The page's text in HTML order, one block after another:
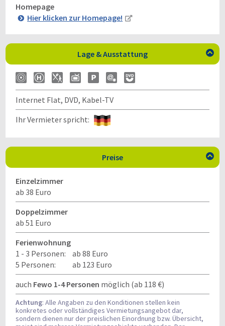
Homepage
Hier klicken zur Homepage!
Lage & Ausstattung 
Internet Flat, DVD, Kabel-TV
Ihr Vermieter spricht:
Preise 
Einzelzimmer
ab 38 Euro
Doppelzimmer
ab 51 Euro
Ferienwohnung
1 - 3 Personen:
ab 88 Euro
5 Personen:
ab 123 Euro
auch Fewo 1-4 Personen möglich (ab 118 €)
Achtung: Alle Angaben zu den Konditionen stellen kein
konkretes oder vollständiges Vermietungsangebot dar,
sondern dienen nur der preislichen Einordnung bzw. Übersicht,